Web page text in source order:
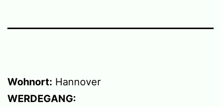
Wohnort: Hannover
WERDEGANG: